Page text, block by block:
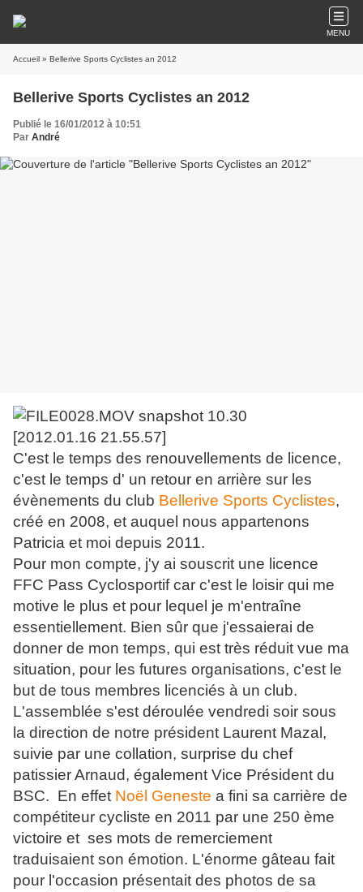
MENU
Accueil » Bellerive Sports Cyclistes an 2012
Bellerive Sports Cyclistes an 2012
Publié le 16/01/2012 à 10:51
Par André
C'est le temps des renouvellements de licence,
c'est le temps d' un retour en arrière sur les
évènements du club Bellerive Sports Cyclistes,
créé en 2008, et auquel nous appartenons
Patricia et moi depuis 2011.
Pour mon compte, j'y ai souscrit une licence
FFC Pass Cyclosportif car c'est le loisir qui me
motive le plus et pour lequel je m'entraîne
essentiellement. Bien sûr que j'essaierai de
donner de mon temps, qui est très réduit vue ma
situation, pour les futures organisations, c'est le
but de tous membres licenciés à un club.
L'assemblée s'est déroulée vendredi soir sous
la direction de notre président Laurent Mazal,
suivie par une collation, surprise du chef
patissier Arnaud, également Vice Président du
BSC. En effet Noël Geneste a fini sa carrière de
compétiteur cycliste en 2011 par une 250 ème
victoire et ses mots de remerciement
traduisaient son émotion. L'énorme gâteau fait
pour l'occasion présentait des photos de sa